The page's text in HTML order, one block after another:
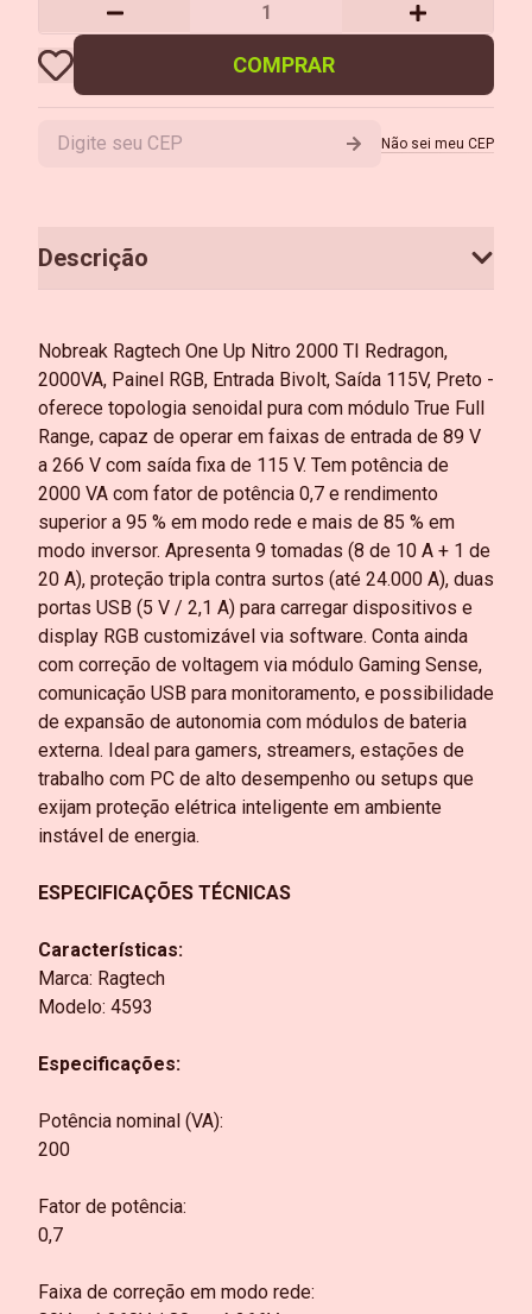
COMPRAR
Não sei meu CEP
Descrição
Nobreak Ragtech One Up Nitro 2000 TI Redragon,
2000VA, Painel RGB, Entrada Bivolt, Saída 115V, Preto -
oferece topologia senoidal pura com módulo True Full
Range, capaz de operar em faixas de entrada de 89 V
a 266 V com saída fixa de 115 V. Tem potência de
2000 VA com fator de potência 0,7 e rendimento
superior a 95 % em modo rede e mais de 85 % em
modo inversor. Apresenta 9 tomadas (8 de 10 A + 1 de
20 A), proteção tripla contra surtos (até 24.000 A), duas
portas USB (5 V / 2,1 A) para carregar dispositivos e
display RGB customizável via software. Conta ainda
com correção de voltagem via módulo Gaming Sense,
comunicação USB para monitoramento, e possibilidade
de expansão de autonomia com módulos de bateria
externa. Ideal para gamers, streamers, estações de
trabalho com PC de alto desempenho ou setups que
exijam proteção elétrica inteligente em ambiente
instável de energia.
ESPECIFICAÇÕES TÉCNICAS
Características:
Marca: Ragtech
Modelo: 4593
Especificações:
Potência nominal (VA):
200
Fator de potência:
0,7
Faixa de correção em modo rede: